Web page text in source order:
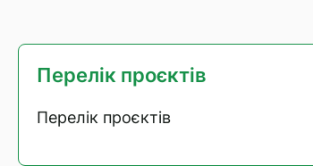
Перелік проєктів
Перелік проєктів